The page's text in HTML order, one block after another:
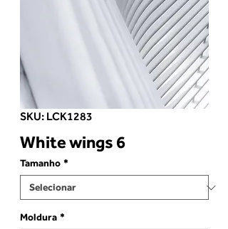
SKU: LCK1283
White wings 6
Tamanho *
Moldura *